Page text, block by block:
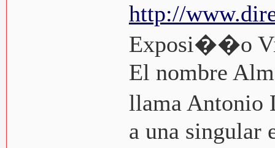
http://
Exposi��o
El nombre
llama Antonio
a una singular